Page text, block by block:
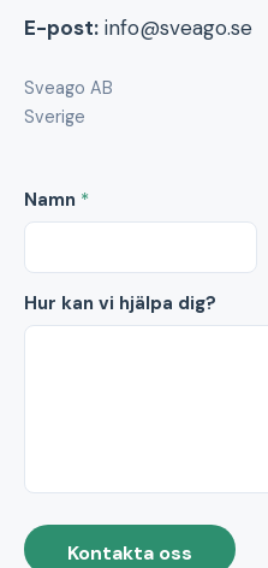
E-post: info@sveago.se
Sveago AB
Sverige
Namn *
Hur kan vi hjälpa dig?
Kontakta oss